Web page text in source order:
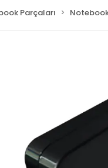
Parçaları